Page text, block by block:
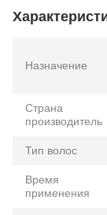
Назначение
Страна
производитель
Тип волос
Время
применения